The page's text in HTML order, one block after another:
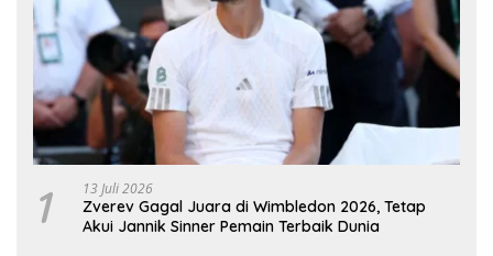
1 13 Juli 2026
Zverev Gagal Juara di Wimbledon 2026, Tetap
Akui Jannik Sinner Pemain Terbaik Dunia